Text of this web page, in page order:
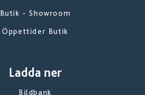
Butik - Showroom
Öppettider Butik
Ladda ner
Bildbank